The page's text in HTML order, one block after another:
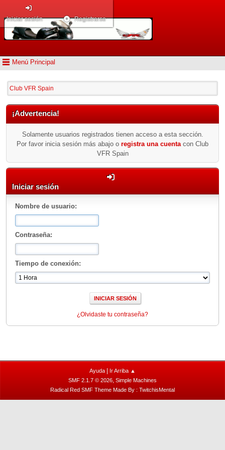
Menú Principal
Iniciar sesión Registrarse
Club VFR Spain
¡Advertencia!
Solamente usuarios registrados tienen acceso a esta sección.
Por favor inicia sesión más abajo o registra una cuenta con Club
VFR Spain
Iniciar sesión
Nombre de usuario:
Contraseña:
Tiempo de conexión:
¿Olvidaste tu contraseña?
Ayuda
Ir Arriba ▲
SMF 2.1.7 © 2026, Simple Machines
Radical Red SMF Theme Made By : TwitchisMental